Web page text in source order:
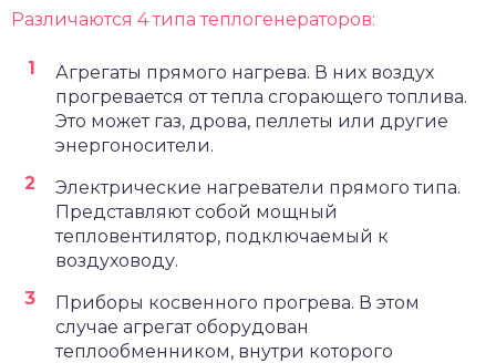
Различаются 4 типа теплогенераторов:
Агрегаты прямого нагрева. В них воздух
прогревается от тепла сгорающего топлива.
Это может газ, дрова, пеллеты или другие
энергоносители.
Электрические нагреватели прямого типа.
Представляют собой мощный
тепловентилятор, подключаемый к
воздуховоду.
Приборы косвенного прогрева. В этом
случае агрегат оборудован
теплообменником, внутри которого